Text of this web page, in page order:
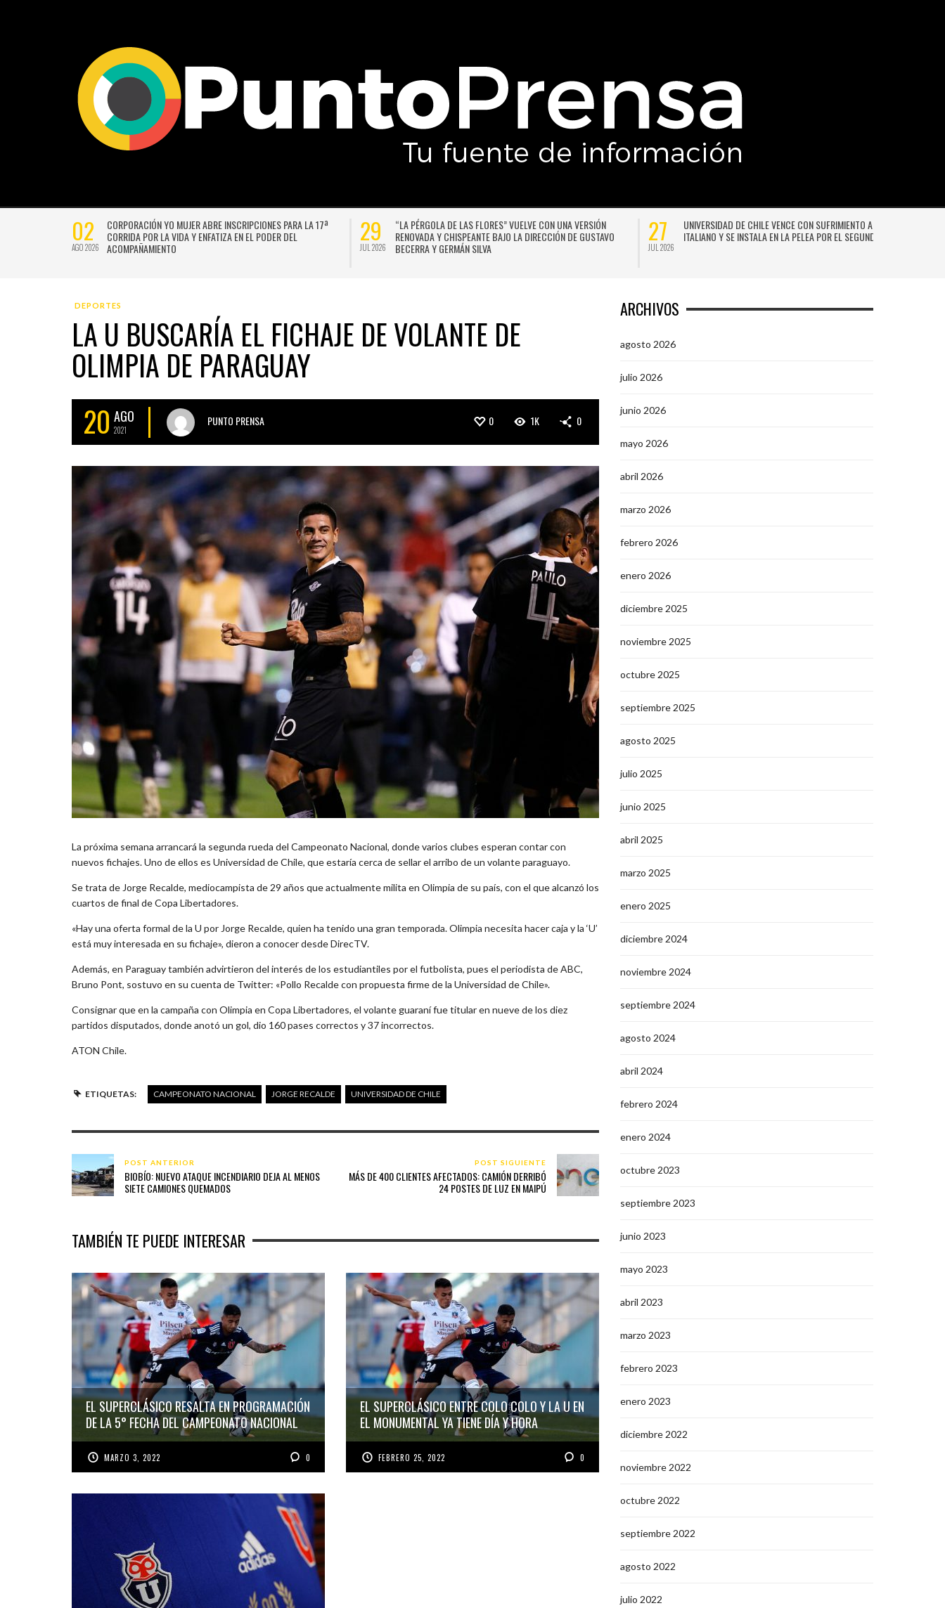
02
AGO 2026
CORPORACIÓN YO MUJER ABRE INSCRIPCIONES PARA LA 17ª
CORRIDA POR LA VIDA Y ENFATIZA EN EL PODER DEL
ACOMPAÑAMIENTO
29
JUL 2026
“LA PÉRGOLA DE LAS FLORES” VUELVE CON UNA VERSIÓN
RENOVADA Y CHISPEANTE BAJO LA DIRECCIÓN DE GUSTAVO
BECERRA Y GERMÁN SILVA
27
JUL 2026
UNIVERSIDAD DE CHILE VENCE CON SUFRIMIENTO A AUDAX
ITALIANO Y SE INSTALA EN LA PELEA POR EL SEGUNDO LUGAR
DEPORTES
LA U BUSCARÍA EL FICHAJE DE VOLANTE DE
OLIMPIA DE PARAGUAY
20 AGO
2021
PUNTO PRENSA 0 1K 0
La próxima semana arrancará la segunda rueda del Campeonato Nacional, donde varios clubes esperan contar con
nuevos fichajes. Uno de ellos es Universidad de Chile, que estaría cerca de sellar el arribo de un volante paraguayo.
Se trata de Jorge Recalde, mediocampista de 29 años que actualmente milita en Olimpia de su país, con el que alcanzó los
cuartos de final de Copa Libertadores.
«Hay una oferta formal de la U por Jorge Recalde, quien ha tenido una gran temporada. Olimpia necesita hacer caja y la ‘U’
está muy interesada en su fichaje», dieron a conocer desde DirecTV.
Además, en Paraguay también advirtieron del interés de los estudiantiles por el futbolista, pues el periodista de ABC,
Bruno Pont, sostuvo en su cuenta de Twitter: «Pollo Recalde con propuesta firme de la Universidad de Chile».
Consignar que en la campaña con Olimpia en Copa Libertadores, el volante guaraní fue titular en nueve de los diez
partidos disputados, donde anotó un gol, dio 160 pases correctos y 37 incorrectos.
ATON Chile.
ETIQUETAS: CAMPEONATO NACIONAL JORGE RECALDE UNIVERSIDAD DE CHILE
POST ANTERIOR
BIOBÍO: NUEVO ATAQUE INCENDIARIO DEJA AL MENOS
SIETE CAMIONES QUEMADOS
POST SIGUIENTE
MÁS DE 400 CLIENTES AFECTADOS: CAMIÓN DERRIBÓ
24 POSTES DE LUZ EN MAIPÚ
TAMBIÉN TE PUEDE INTERESAR
EL SUPERCLÁSICO RESALTA EN PROGRAMACIÓN
DE LA 5° FECHA DEL CAMPEONATO NACIONAL
MARZO 3, 2022 0
EL SUPERCLÁSICO ENTRE COLO COLO Y LA U EN
EL MONUMENTAL YA TIENE DÍA Y HORA
FEBRERO 25, 2022 0
ARCHIVOS
agosto 2026
julio 2026
junio 2026
mayo 2026
abril 2026
marzo 2026
febrero 2026
enero 2026
diciembre 2025
noviembre 2025
octubre 2025
septiembre 2025
agosto 2025
julio 2025
junio 2025
abril 2025
marzo 2025
enero 2025
diciembre 2024
noviembre 2024
septiembre 2024
agosto 2024
abril 2024
febrero 2024
enero 2024
octubre 2023
septiembre 2023
junio 2023
mayo 2023
abril 2023
marzo 2023
febrero 2023
enero 2023
diciembre 2022
noviembre 2022
octubre 2022
septiembre 2022
agosto 2022
julio 2022